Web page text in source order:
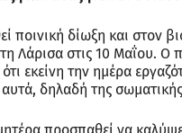
ποινική δίωξη και στον
Λάρισα στις 10 Μαΐου. Ο
ότι εκείνη την ημέρα
δηλαδή της